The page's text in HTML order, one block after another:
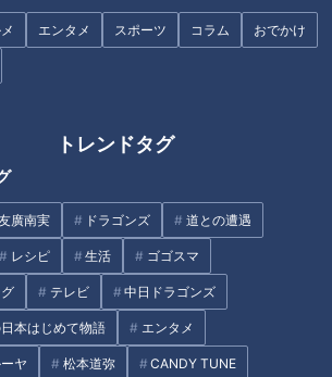
エンタメ スポーツ コラム おでかけ
トレンドタグ
廣南実 ドラゴンズ 道との遭遇
レシピ 生活 ゴゴスマ
テレビ 中日ドラゴンズ
本はじめて物語 エンタメ
ヤ 松本道弥 CANDY TUNE
と闘う少
型ドキ
と呼ばれ
高校陸上界の“クイーン・オブ・
ブが挑む！名古屋『中京大中
京』陸上部
す』マヂ
「ピエロと呼ばれた息子」～道